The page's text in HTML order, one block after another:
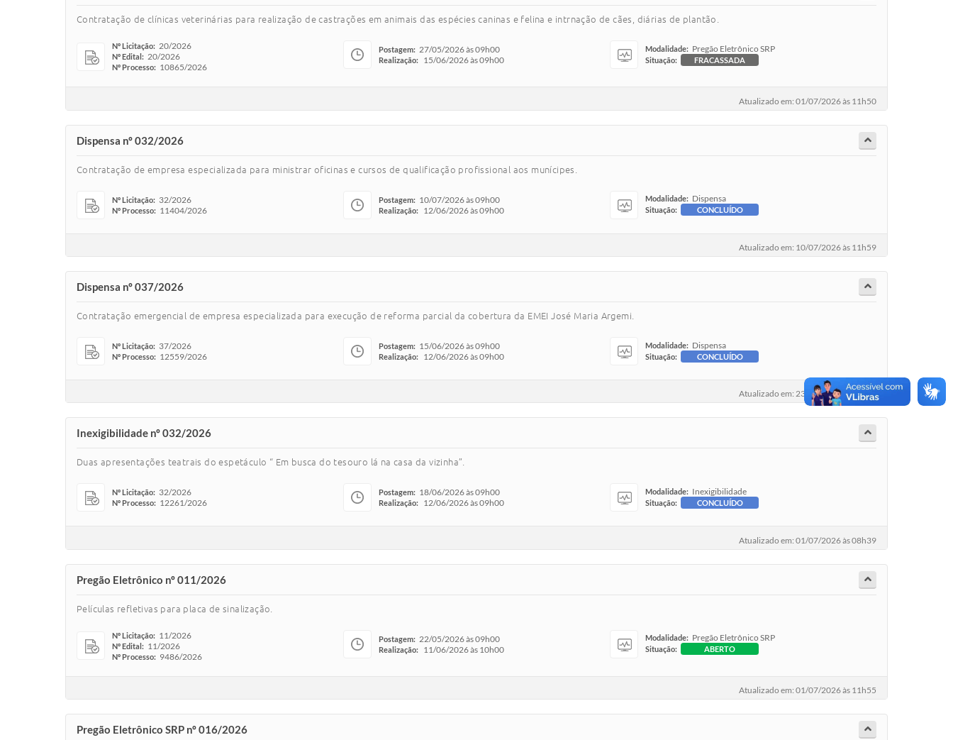
Contratação de clínicas veterinárias para realização de castrações em animais das espécies caninas e felina e intrnação de cães, diárias de plantão.
Nº Licitação: 20/2026
Nº Edital: 20/2026
Nº Processo: 10865/2026
Postagem: 27/05/2026 às 09h00
Realização: 15/06/2026 às 09h00
Modalidade: Pregão Eletrônico SRP
Situação: FRACASSADA
Atualizado em: 01/07/2026 às 11h50
Dispensa nº 032/2026
Contratação de empresa especializada para ministrar oficinas e cursos de qualificação profissional aos munícipes.
Nº Licitação: 32/2026
Nº Processo: 11404/2026
Postagem: 10/07/2026 às 09h00
Realização: 12/06/2026 às 09h00
Modalidade: Dispensa
Situação: CONCLUÍDO
Atualizado em: 10/07/2026 às 11h59
Dispensa nº 037/2026
Contratação emergencial de empresa especializada para execução de reforma parcial da cobertura da EMEI José Maria Argemi.
Nº Licitação: 37/2026
Nº Processo: 12559/2026
Postagem: 15/06/2026 às 09h00
Realização: 12/06/2026 às 09h00
Modalidade: Dispensa
Situação: CONCLUÍDO
Atualizado em: 23/06/2026 às 09h06
Inexigibilidade nº 032/2026
Duas apresentações teatrais do espetáculo “ Em busca do tesouro lá na casa da vizinha”.
Nº Licitação: 32/2026
Nº Processo: 12261/2026
Postagem: 18/06/2026 às 09h00
Realização: 12/06/2026 às 09h00
Modalidade: Inexigibilidade
Situação: CONCLUÍDO
Atualizado em: 01/07/2026 às 08h39
Pregão Eletrônico nº 011/2026
Películas refletivas para placa de sinalização.
Nº Licitação: 11/2026
Nº Edital: 11/2026
Nº Processo: 9486/2026
Postagem: 22/05/2026 às 09h00
Realização: 11/06/2026 às 10h00
Modalidade: Pregão Eletrônico SRP
Situação: ABERTO
Atualizado em: 01/07/2026 às 11h55
Pregão Eletrônico SRP nº 016/2026